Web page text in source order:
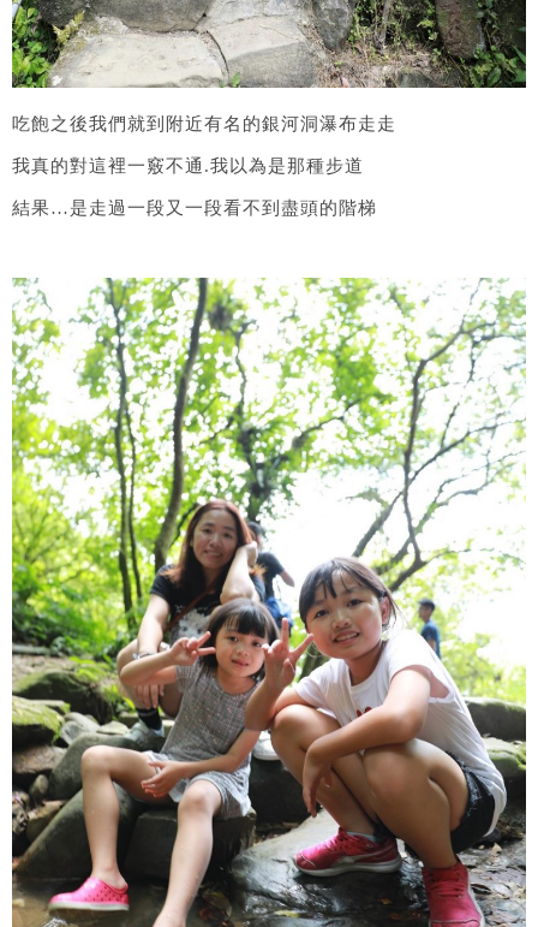
吃飽之後我們就到附近有名的銀河洞瀑布走走
我真的對這裡一竅不通.我以為是那種步道
結果…是走過一段又一段看不到盡頭的階梯